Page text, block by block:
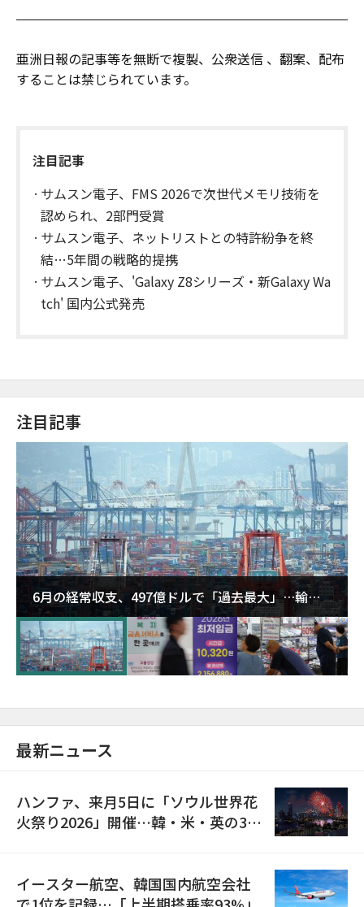
亜洲日報の記事等を無断で複製、公衆送信 、翻案、配布
することは禁じられています。
注目記事
サムスン電子、FMS 2026で次世代メモリ技術を
認められ、2部門受賞
サムスン電子、ネットリストとの特許紛争を終
結…5年間の戦略的提携
サムスン電子、'Galaxy Z8シリーズ・新Galaxy Wa
tch' 国内公式発売
注目記事
6月の経常収支、497億ドルで「過去最大」…輸出
が初の1000億ドル突破
最新ニュース
ハンファ、来月5日に「ソウル世界花
火祭り2026」開催…韓・米・英の3カ
イースター航空、韓国国内航空会社